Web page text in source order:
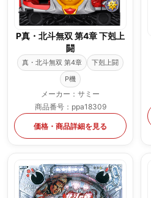
P真・北斗無双 第4章 下剋上
闘
真・北斗無双 第4章
下剋上闘
P機
メーカー：サミー
商品番号：ppa18309
価格・商品詳細を見る